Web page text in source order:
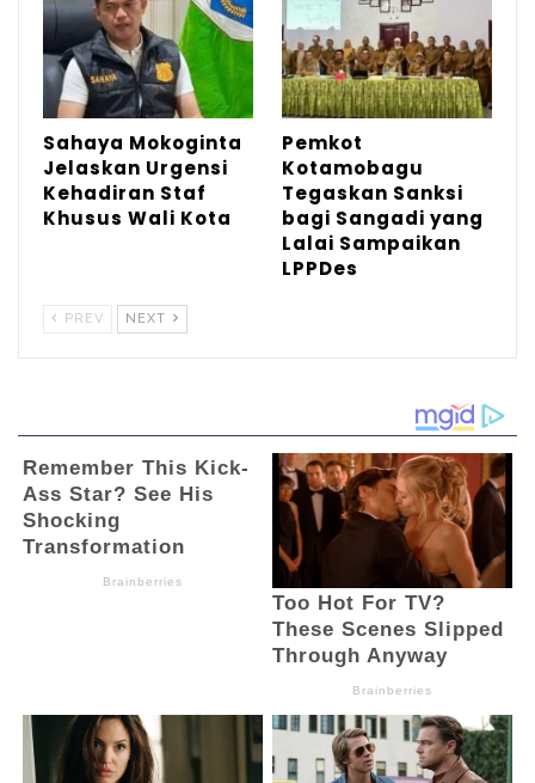
Sahaya Mokoginta
Jelaskan Urgensi
Kehadiran Staf
Khusus Wali Kota
Pemkot
Kotamobagu
Tegaskan Sanksi
bagi Sangadi yang
Lalai Sampaikan
LPPDes
PREV NEXT